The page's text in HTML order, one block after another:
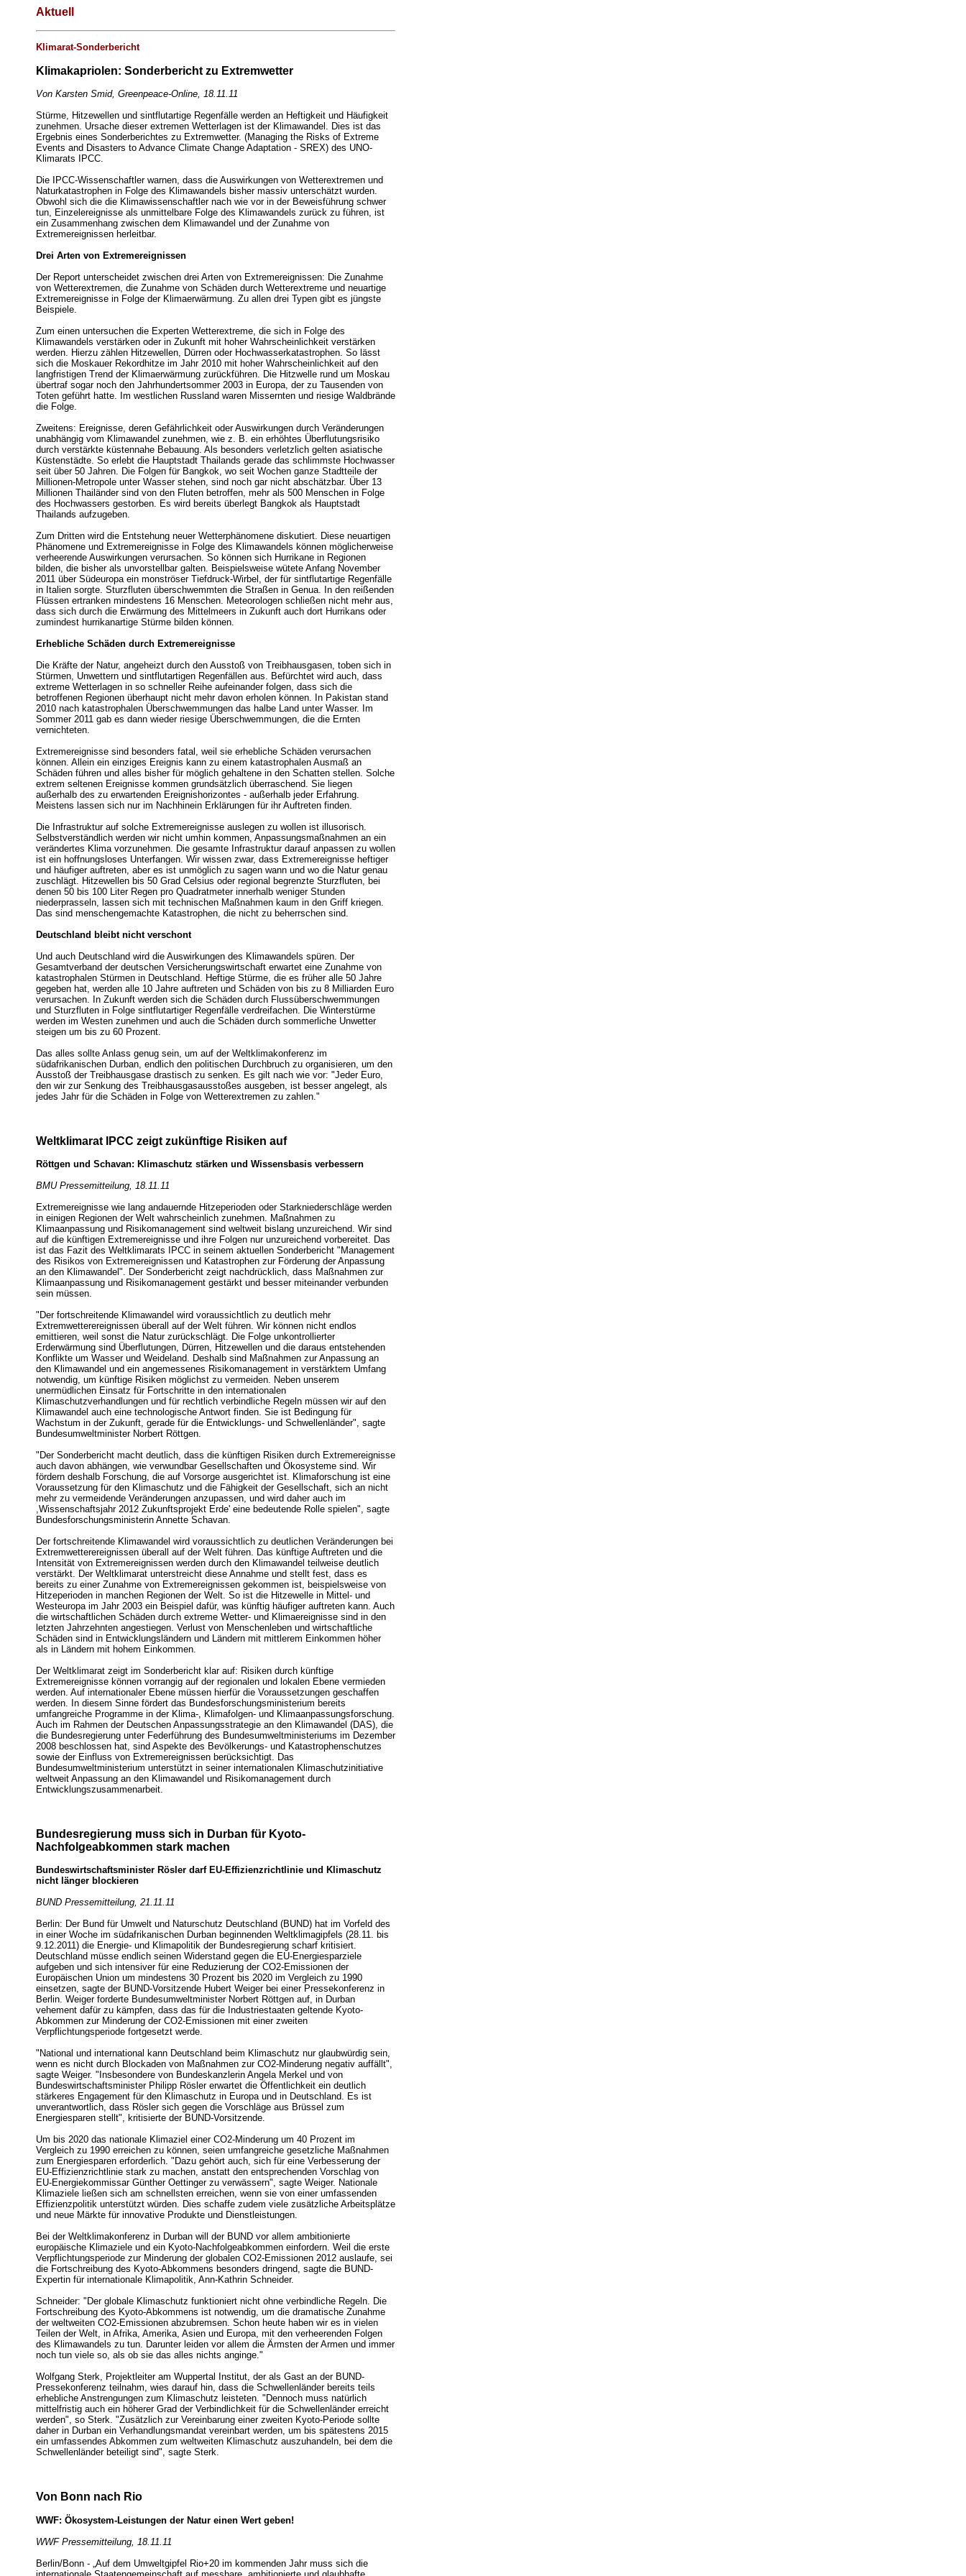
Aktuell
Klimarat-Sonderbericht
Klimakapriolen: Sonderbericht zu Extremwetter
Von Karsten Smid, Greenpeace-Online, 18.11.11
Stürme, Hitzewellen und sintflutartige Regenfälle werden an Heftigkeit und Häufigkeit
zunehmen. Ursache dieser extremen Wetterlagen ist der Klimawandel. Dies ist das
Ergebnis eines Sonderberichtes zu Extremwetter. (Managing the Risks of Extreme
Events and Disasters to Advance Climate Change Adaptation - SREX) des UNO-
Klimarats IPCC.
Die IPCC-Wissenschaftler warnen, dass die Auswirkungen von Wetterextremen und
Naturkatastrophen in Folge des Klimawandels bisher massiv unterschätzt wurden.
Obwohl sich die die Klimawissenschaftler nach wie vor in der Beweisführung schwer
tun, Einzelereignisse als unmittelbare Folge des Klimawandels zurück zu führen, ist
ein Zusammenhang zwischen dem Klimawandel und der Zunahme von
Extremereignissen herleitbar.
Drei Arten von Extremereignissen
Der Report unterscheidet zwischen drei Arten von Extremereignissen: Die Zunahme
von Wetterextremen, die Zunahme von Schäden durch Wetterextreme und neuartige
Extremereignisse in Folge der Klimaerwärmung. Zu allen drei Typen gibt es jüngste
Beispiele.
Zum einen untersuchen die Experten Wetterextreme, die sich in Folge des
Klimawandels verstärken oder in Zukunft mit hoher Wahrscheinlichkeit verstärken
werden. Hierzu zählen Hitzewellen, Dürren oder Hochwasserkatastrophen. So lässt
sich die Moskauer Rekordhitze im Jahr 2010 mit hoher Wahrscheinlichkeit auf den
langfristigen Trend der Klimaerwärmung zurückführen. Die Hitzwelle rund um Moskau
übertraf sogar noch den Jahrhundertsommer 2003 in Europa, der zu Tausenden von
Toten geführt hatte. Im westlichen Russland waren Missernten und riesige Waldbrände
die Folge.
Zweitens: Ereignisse, deren Gefährlichkeit oder Auswirkungen durch Veränderungen
unabhängig vom Klimawandel zunehmen, wie z. B. ein erhöhtes Überflutungsrisiko
durch verstärkte küstennahe Bebauung. Als besonders verletzlich gelten asiatische
Küstenstädte. So erlebt die Hauptstadt Thailands gerade das schlimmste Hochwasser
seit über 50 Jahren. Die Folgen für Bangkok, wo seit Wochen ganze Stadtteile der
Millionen-Metropole unter Wasser stehen, sind noch gar nicht abschätzbar. Über 13
Millionen Thailänder sind von den Fluten betroffen, mehr als 500 Menschen in Folge
des Hochwassers gestorben. Es wird bereits überlegt Bangkok als Hauptstadt
Thailands aufzugeben.
Zum Dritten wird die Entstehung neuer Wetterphänomene diskutiert. Diese neuartigen
Phänomene und Extremereignisse in Folge des Klimawandels können möglicherweise
verheerende Auswirkungen verursachen. So können sich Hurrikane in Regionen
bilden, die bisher als unvorstellbar galten. Beispielsweise wütete Anfang November
2011 über Südeuropa ein monströser Tiefdruck-Wirbel, der für sintflutartige Regenfälle
in Italien sorgte. Sturzfluten überschwemmten die Straßen in Genua. In den reißenden
Flüssen ertranken mindestens 16 Menschen. Meteorologen schließen nicht mehr aus,
dass sich durch die Erwärmung des Mittelmeers in Zukunft auch dort Hurrikans oder
zumindest hurrikanartige Stürme bilden können.
Erhebliche Schäden durch Extremereignisse
Die Kräfte der Natur, angeheizt durch den Ausstoß von Treibhausgasen, toben sich in
Stürmen, Unwettern und sintflutartigen Regenfällen aus. Befürchtet wird auch, dass
extreme Wetterlagen in so schneller Reihe aufeinander folgen, dass sich die
betroffenen Regionen überhaupt nicht mehr davon erholen können. In Pakistan stand
2010 nach katastrophalen Überschwemmungen das halbe Land unter Wasser. Im
Sommer 2011 gab es dann wieder riesige Überschwemmungen, die die Ernten
vernichteten.
Extremereignisse sind besonders fatal, weil sie erhebliche Schäden verursachen
können. Allein ein einziges Ereignis kann zu einem katastrophalen Ausmaß an
Schäden führen und alles bisher für möglich gehaltene in den Schatten stellen. Solche
extrem seltenen Ereignisse kommen grundsätzlich überraschend. Sie liegen
außerhalb des zu erwartenden Ereignishorizontes - außerhalb jeder Erfahrung.
Meistens lassen sich nur im Nachhinein Erklärungen für ihr Auftreten finden.
Die Infrastruktur auf solche Extremereignisse auslegen zu wollen ist illusorisch.
Selbstverständlich werden wir nicht umhin kommen, Anpassungsmaßnahmen an ein
verändertes Klima vorzunehmen. Die gesamte Infrastruktur darauf anpassen zu wollen
ist ein hoffnungsloses Unterfangen. Wir wissen zwar, dass Extremereignisse heftiger
und häufiger auftreten, aber es ist unmöglich zu sagen wann und wo die Natur genau
zuschlägt. Hitzewellen bis 50 Grad Celsius oder regional begrenzte Sturzfluten, bei
denen 50 bis 100 Liter Regen pro Quadratmeter innerhalb weniger Stunden
niederprasseln, lassen sich mit technischen Maßnahmen kaum in den Griff kriegen.
Das sind menschengemachte Katastrophen, die nicht zu beherrschen sind.
Deutschland bleibt nicht verschont
Und auch Deutschland wird die Auswirkungen des Klimawandels spüren. Der
Gesamtverband der deutschen Versicherungswirtschaft erwartet eine Zunahme von
katastrophalen Stürmen in Deutschland. Heftige Stürme, die es früher alle 50 Jahre
gegeben hat, werden alle 10 Jahre auftreten und Schäden von bis zu 8 Milliarden Euro
verursachen. In Zukunft werden sich die Schäden durch Flussüberschwemmungen
und Sturzfluten in Folge sintflutartiger Regenfälle verdreifachen. Die Winterstürme
werden im Westen zunehmen und auch die Schäden durch sommerliche Unwetter
steigen um bis zu 60 Prozent.
Das alles sollte Anlass genug sein, um auf der Weltklimakonferenz im
südafrikanischen Durban, endlich den politischen Durchbruch zu organisieren, um den
Ausstoß der Treibhausgase drastisch zu senken. Es gilt nach wie vor: "Jeder Euro,
den wir zur Senkung des Treibhausgasausstoßes ausgeben, ist besser angelegt, als
jedes Jahr für die Schäden in Folge von Wetterextremen zu zahlen."
Weltklimarat IPCC zeigt zukünftige Risiken auf
Röttgen und Schavan: Klimaschutz stärken und Wissensbasis verbessern
BMU Pressemitteilung, 18.11.11
Extremereignisse wie lang andauernde Hitzeperioden oder Starkniederschläge werden
in einigen Regionen der Welt wahrscheinlich zunehmen. Maßnahmen zu
Klimaanpassung und Risikomanagement sind weltweit bislang unzureichend. Wir sind
auf die künftigen Extremereignisse und ihre Folgen nur unzureichend vorbereitet. Das
ist das Fazit des Weltklimarats IPCC in seinem aktuellen Sonderbericht "Management
des Risikos von Extremereignissen und Katastrophen zur Förderung der Anpassung
an den Klimawandel". Der Sonderbericht zeigt nachdrücklich, dass Maßnahmen zur
Klimaanpassung und Risikomanagement gestärkt und besser miteinander verbunden
sein müssen.
"Der fortschreitende Klimawandel wird voraussichtlich zu deutlich mehr
Extremwetterereignissen überall auf der Welt führen. Wir können nicht endlos
emittieren, weil sonst die Natur zurückschlägt. Die Folge unkontrollierter
Erderwärmung sind Überflutungen, Dürren, Hitzewellen und die daraus entstehenden
Konflikte um Wasser und Weideland. Deshalb sind Maßnahmen zur Anpassung an
den Klimawandel und ein angemessenes Risikomanagement in verstärktem Umfang
notwendig, um künftige Risiken möglichst zu vermeiden. Neben unserem
unermüdlichen Einsatz für Fortschritte in den internationalen
Klimaschutzverhandlungen und für rechtlich verbindliche Regeln müssen wir auf den
Klimawandel auch eine technologische Antwort finden. Sie ist Bedingung für
Wachstum in der Zukunft, gerade für die Entwicklungs- und Schwellenländer", sagte
Bundesumweltminister Norbert Röttgen.
"Der Sonderbericht macht deutlich, dass die künftigen Risiken durch Extremereignisse
auch davon abhängen, wie verwundbar Gesellschaften und Ökosysteme sind. Wir
fördern deshalb Forschung, die auf Vorsorge ausgerichtet ist. Klimaforschung ist eine
Voraussetzung für den Klimaschutz und die Fähigkeit der Gesellschaft, sich an nicht
mehr zu vermeidende Veränderungen anzupassen, und wird daher auch im
,Wissenschaftsjahr 2012 Zukunftsprojekt Erde' eine bedeutende Rolle spielen", sagte
Bundesforschungsministerin Annette Schavan.
Der fortschreitende Klimawandel wird voraussichtlich zu deutlichen Veränderungen bei
Extremwetterereignissen überall auf der Welt führen. Das künftige Auftreten und die
Intensität von Extremereignissen werden durch den Klimawandel teilweise deutlich
verstärkt. Der Weltklimarat unterstreicht diese Annahme und stellt fest, dass es
bereits zu einer Zunahme von Extremereignissen gekommen ist, beispielsweise von
Hitzeperioden in manchen Regionen der Welt. So ist die Hitzewelle in Mittel- und
Westeuropa im Jahr 2003 ein Beispiel dafür, was künftig häufiger auftreten kann. Auch
die wirtschaftlichen Schäden durch extreme Wetter- und Klimaereignisse sind in den
letzten Jahrzehnten angestiegen. Verlust von Menschenleben und wirtschaftliche
Schäden sind in Entwicklungsländern und Ländern mit mittlerem Einkommen höher
als in Ländern mit hohem Einkommen.
Der Weltklimarat zeigt im Sonderbericht klar auf: Risiken durch künftige
Extremereignisse können vorrangig auf der regionalen und lokalen Ebene vermieden
werden. Auf internationaler Ebene müssen hierfür die Voraussetzungen geschaffen
werden. In diesem Sinne fördert das Bundesforschungsministerium bereits
umfangreiche Programme in der Klima-, Klimafolgen- und Klimaanpassungsforschung.
Auch im Rahmen der Deutschen Anpassungsstrategie an den Klimawandel (DAS), die
die Bundesregierung unter Federführung des Bundesumweltministeriums im Dezember
2008 beschlossen hat, sind Aspekte des Bevölkerungs- und Katastrophenschutzes
sowie der Einfluss von Extremereignissen berücksichtigt. Das
Bundesumweltministerium unterstützt in seiner internationalen Klimaschutzinitiative
weltweit Anpassung an den Klimawandel und Risikomanagement durch
Entwicklungszusammenarbeit.
Bundesregierung muss sich in Durban für Kyoto-
Nachfolgeabkommen stark machen
Bundeswirtschaftsminister Rösler darf EU-Effizienzrichtlinie und Klimaschutz
nicht länger blockieren
BUND Pressemitteilung, 21.11.11
Berlin: Der Bund für Umwelt und Naturschutz Deutschland (BUND) hat im Vorfeld des
in einer Woche im südafrikanischen Durban beginnenden Weltklimagipfels (28.11. bis
9.12.2011) die Energie- und Klimapolitik der Bundesregierung scharf kritisiert.
Deutschland müsse endlich seinen Widerstand gegen die EU-Energiesparziele
aufgeben und sich intensiver für eine Reduzierung der CO2-Emissionen der
Europäischen Union um mindestens 30 Prozent bis 2020 im Vergleich zu 1990
einsetzen, sagte der BUND-Vorsitzende Hubert Weiger bei einer Pressekonferenz in
Berlin. Weiger forderte Bundesumweltminister Norbert Röttgen auf, in Durban
vehement dafür zu kämpfen, dass das für die Industriestaaten geltende Kyoto-
Abkommen zur Minderung der CO2-Emissionen mit einer zweiten
Verpflichtungsperiode fortgesetzt werde.
"National und international kann Deutschland beim Klimaschutz nur glaubwürdig sein,
wenn es nicht durch Blockaden von Maßnahmen zur CO2-Minderung negativ auffällt",
sagte Weiger. "Insbesondere von Bundeskanzlerin Angela Merkel und von
Bundeswirtschaftsminister Philipp Rösler erwartet die Öffentlichkeit ein deutlich
stärkeres Engagement für den Klimaschutz in Europa und in Deutschland. Es ist
unverantwortlich, dass Rösler sich gegen die Vorschläge aus Brüssel zum
Energiesparen stellt", kritisierte der BUND-Vorsitzende.
Um bis 2020 das nationale Klimaziel einer CO2-Minderung um 40 Prozent im
Vergleich zu 1990 erreichen zu können, seien umfangreiche gesetzliche Maßnahmen
zum Energiesparen erforderlich. "Dazu gehört auch, sich für eine Verbesserung der
EU-Effizienzrichtlinie stark zu machen, anstatt den entsprechenden Vorschlag von
EU-Energiekommissar Günther Oettinger zu verwässern", sagte Weiger. Nationale
Klimaziele ließen sich am schnellsten erreichen, wenn sie von einer umfassenden
Effizienzpolitik unterstützt würden. Dies schaffe zudem viele zusätzliche Arbeitsplätze
und neue Märkte für innovative Produkte und Dienstleistungen.
Bei der Weltklimakonferenz in Durban will der BUND vor allem ambitionierte
europäische Klimaziele und ein Kyoto-Nachfolgeabkommen einfordern. Weil die erste
Verpflichtungsperiode zur Minderung der globalen CO2-Emissionen 2012 auslaufe, sei
die Fortschreibung des Kyoto-Abkommens besonders dringend, sagte die BUND-
Expertin für internationale Klimapolitik, Ann-Kathrin Schneider.
Schneider: "Der globale Klimaschutz funktioniert nicht ohne verbindliche Regeln. Die
Fortschreibung des Kyoto-Abkommens ist notwendig, um die dramatische Zunahme
der weltweiten CO2-Emissionen abzubremsen. Schon heute haben wir es in vielen
Teilen der Welt, in Afrika, Amerika, Asien und Europa, mit den verheerenden Folgen
des Klimawandels zu tun. Darunter leiden vor allem die Ärmsten der Armen und immer
noch tun viele so, als ob sie das alles nichts anginge."
Wolfgang Sterk, Projektleiter am Wuppertal Institut, der als Gast an der BUND-
Pressekonferenz teilnahm, wies darauf hin, dass die Schwellenländer bereits teils
erhebliche Anstrengungen zum Klimaschutz leisteten. "Dennoch muss natürlich
mittelfristig auch ein höherer Grad der Verbindlichkeit für die Schwellenländer erreicht
werden", so Sterk. "Zusätzlich zur Vereinbarung einer zweiten Kyoto-Periode sollte
daher in Durban ein Verhandlungsmandat vereinbart werden, um bis spätestens 2015
ein umfassendes Abkommen zum weltweiten Klimaschutz auszuhandeln, bei dem die
Schwellenländer beteiligt sind", sagte Sterk.
Von Bonn nach Rio
WWF: Ökosystem-Leistungen der Natur einen Wert geben!
WWF Pressemitteilung, 18.11.11
Berlin/Bonn - „Auf dem Umweltgipfel Rio+20 im kommenden Jahr muss sich die